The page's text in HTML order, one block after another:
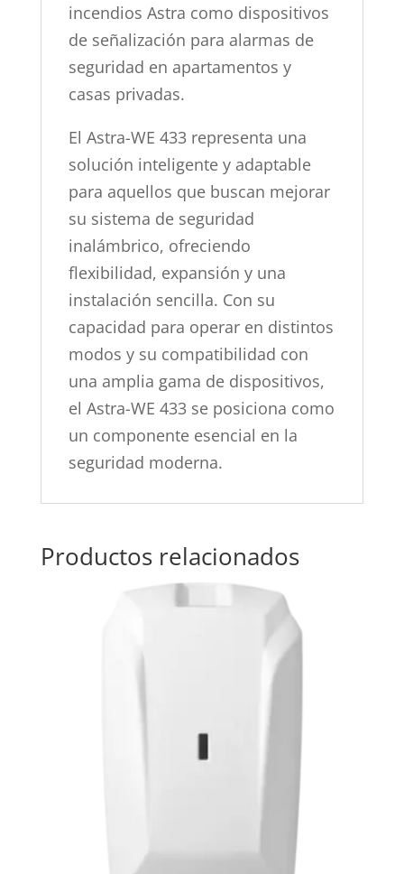
incendios Astra como dispositivos
de señalización para alarmas de
seguridad en apartamentos y
casas privadas.
El Astra-WE 433 representa una
solución inteligente y adaptable
para aquellos que buscan mejorar
su sistema de seguridad
inalámbrico, ofreciendo
flexibilidad, expansión y una
instalación sencilla. Con su
capacidad para operar en distintos
modos y su compatibilidad con
una amplia gama de dispositivos,
el Astra-WE 433 se posiciona como
un componente esencial en la
seguridad moderna.
Productos relacionados